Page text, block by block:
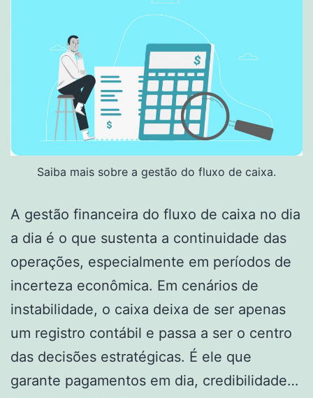
Saiba mais sobre a gestão do fluxo de caixa.
A gestão financeira do fluxo de caixa no dia
a dia é o que sustenta a continuidade das
operações, especialmente em períodos de
incerteza econômica. Em cenários de
instabilidade, o caixa deixa de ser apenas
um registro contábil e passa a ser o centro
das decisões estratégicas. É ele que
garante pagamentos em dia, credibilidade…